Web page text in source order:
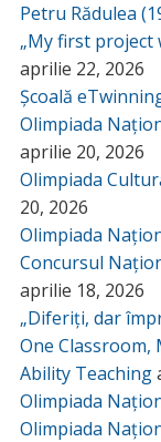
Petru Rădulea
„My first project
aprilie 22, 2026
Școală
Olimpiada
aprilie 20, 2026
Olimpiada
20, 2026
Olimpiada
Concursul
aprilie 18, 2026
„Diferiți, dar
One Classroom,
Ability Teaching
Olimpiada
Olimpiada